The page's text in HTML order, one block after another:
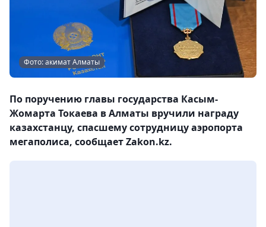
Фото: акимат Алматы
По поручению главы государства Касым-
Жомарта Токаева в Алматы вручили награду
казахстанцу, спасшему сотрудницу аэропорта
мегаполиса, сообщает Zakon.kz.